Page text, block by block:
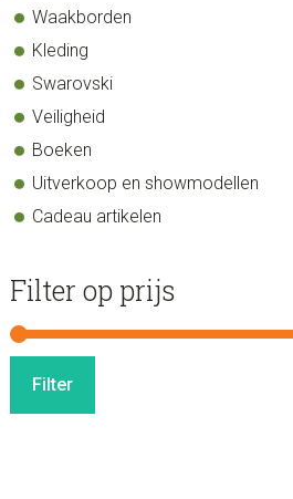
Waakborden
Kleding
Swarovski
Veiligheid
Boeken
Uitverkoop en showmodellen
Cadeau artikelen
Filter op prijs
Filter